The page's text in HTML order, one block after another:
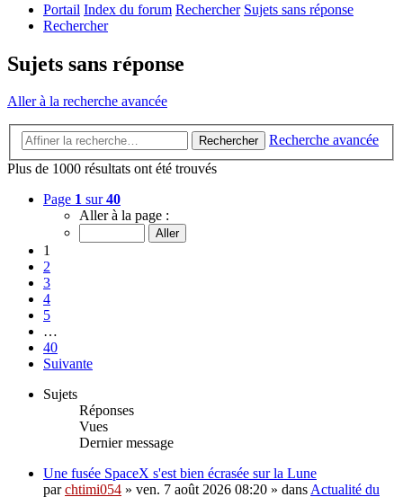
Portail Index du forum Rechercher Sujets sans réponse
Rechercher
Sujets sans réponse
Aller à la recherche avancée
Rechercher
Recherche avancée
Plus de 1000 résultats ont été trouvés
Page 1 sur40
Aller à la page :
1
2
3
4
5
…
40
Suivante
Sujets
Réponses
Vues
Dernier message
Une fusée SpaceX s'est bien écrasée sur la Lune
parchtimi054 » ven. 7 août 2026 08:20 » dans Actualité du